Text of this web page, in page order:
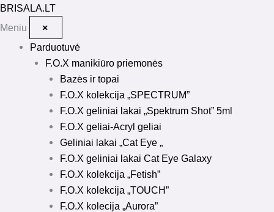
BRISALA.LT
Meniu
×
Parduotuvė
F.O.X manikiūro priemonės
Bazės ir topai
F.O.X kolekcija „SPECTRUM”
F.O.X geliniai lakai „Spektrum Shot” 5ml
F.O.X geliai-Acryl geliai
Geliniai lakai „Cat Eye „
F.O.X geliniai lakai Cat Eye Galaxy
F.O.X kolekcija „Fetish”
F.O.X kolekcija „TOUCH”
F.O.X kolecija „Aurora”
Pereiti
prie